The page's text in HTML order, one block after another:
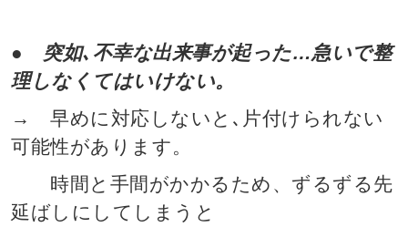
● 突如､不幸な出来事が起った…急いで整
理しなくてはいけない。
→ 早めに対応しないと､片付けられない
可能性があります。
時間と手間がかかるため、ずるずる先
延ばしにしてしまうと